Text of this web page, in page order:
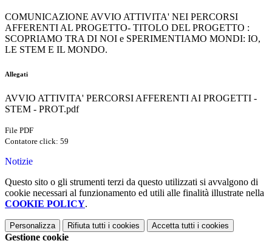
COMUNICAZIONE AVVIO ATTIVITA' NEI PERCORSI
AFFERENTI AL PROGETTO- TITOLO DEL PROGETTO :
SCOPRIAMO TRA DI NOI e SPERIMENTIAMO MONDI: IO,
LE STEM E IL MONDO.
Allegati
AVVIO ATTIVITA' PERCORSI AFFERENTI AI PROGETTI -
STEM - PROT.pdf
File PDF
Contatore click: 59
Notizie
Questo sito o gli strumenti terzi da questo utilizzati si avvalgono di
cookie necessari al funzionamento ed utili alle finalità illustrate nella
COOKIE POLICY.
Personalizza Rifiuta tutti i cookies Accetta tutti i cookies
Gestione cookie